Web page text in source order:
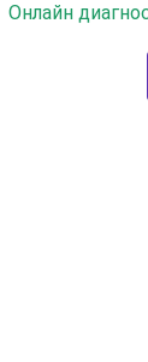
Онлайн